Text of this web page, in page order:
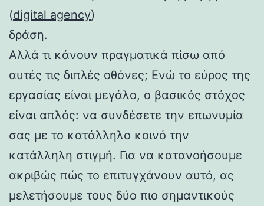
(digital agency)
δράση.
Αλλά τι κάνουν πραγματικά πίσω από
αυτές τις διπλές οθόνες; Ενώ το εύρος της
εργασίας είναι μεγάλο, ο βασικός στόχος
είναι απλός: να συνδέσετε την επωνυμία
σας με το κατάλληλο κοινό την
κατάλληλη στιγμή. Για να κατανοήσουμε
ακριβώς πώς το επιτυγχάνουν αυτό, ας
μελετήσουμε τους δύο πιο σημαντικούς